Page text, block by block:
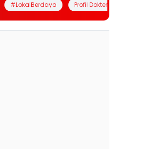
#LokalBerdaya Profil Dokter